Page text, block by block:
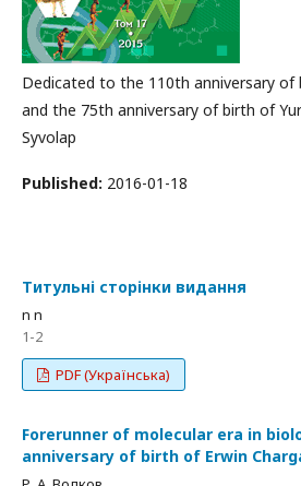
Dedicated to the 110th anniversary of
and the 75th anniversary of birth of
Syvolap
Published: 2016-01-18
Титульні сторінки видання
n n
1-2
PDF (Українська)
Forerunner of molecular era in
anniversary of birth of Erwin